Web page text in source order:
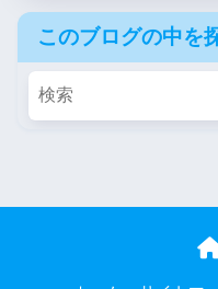
このブログの中を